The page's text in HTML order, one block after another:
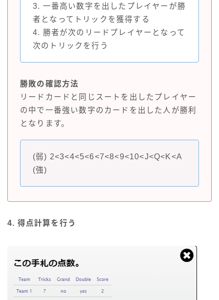
3. 一番高い数字を出したプレイヤーが勝
者となってトリックを獲得する
4. 勝者が次のリードプレイヤーとなって
次のトリックを行う
勝敗の確認方法
リードカードと同じスートを出したプレイヤー
の中で一番強い数字のカードを出した人が勝利
となります。
(弱) 2<3<4<5<6<7<8<9<10<J<Q<K<A
(強)
4. 得点計算を行う